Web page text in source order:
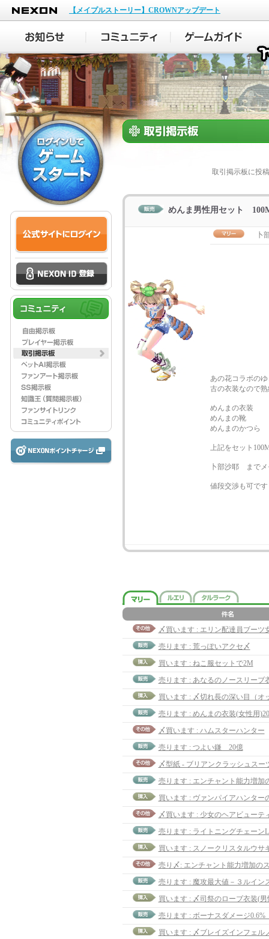
NEXON
【メイプルストーリー】CROWNアップデート
取引掲示板に投
めんま男性用セット
卜
あの花コラボの
古の衣装なので
めんまの衣装
めんまの靴
めんまのかつら
上記をセット
卜部沙耶 までメ
値段交渉も可です
〆買います : エリン配達員ブーツ
売ります : 荒っぽいアクセ〆
買います : ねこ服セットで2M
売ります : めんまの衣装(女性用
〆買います : ハムスターハンター
売ります : つよい鎌 20億
〆型紙 - ブリアンクラッシュスー
売ります : ライトニングチェーン
売ります : 魔攻最大値－３ルイン
買います : 〆司祭のローブ衣装(